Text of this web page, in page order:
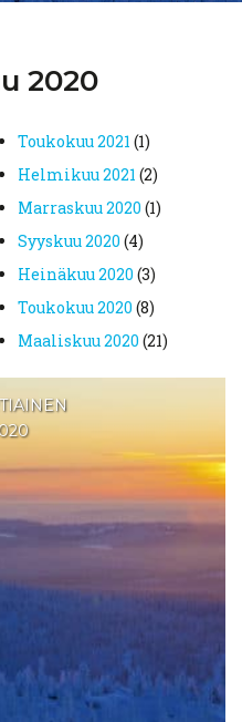
2020
toukokuu 2021 (1)
helmikuu 2021 (2)
marraskuu 2020 (1)
syyskuu 2020 (4)
heinäkuu 2020 (3)
toukokuu 2020 (8)
maaliskuu 2020 (21)